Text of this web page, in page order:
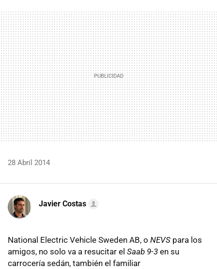
MAIL
28 Abril 2014
Javier Costas
National Electric Vehicle Sweden AB, o NEVS para los
amigos, no solo va a resucitar el Saab 9-3 en su
carrocería sedán, también el familiar